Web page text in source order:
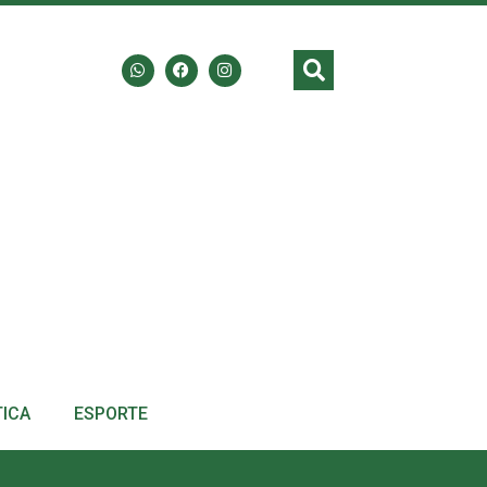
ESPORTE